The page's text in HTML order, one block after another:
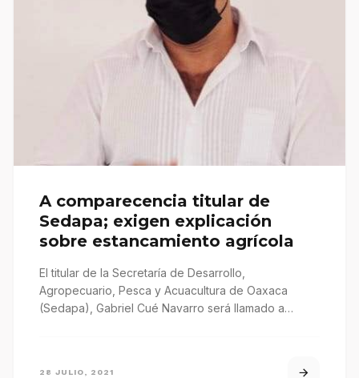
A comparecencia titular de
Sedapa; exigen explicación
sobre estancamiento agrícola
El titular de la Secretaría de Desarrollo,
Agropecuario, Pesca y Acuacultura de Oaxaca
(Sedapa), Gabriel Cué Navarro será llamado a…
28 JULIO, 2021